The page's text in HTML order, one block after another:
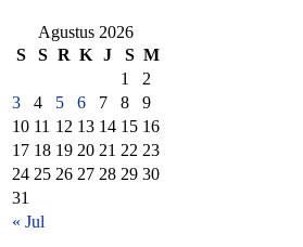
Agustus 2026
S
S R K J S M
« Jul
1
2
3
4 5 6 7 8
9
10 11 12 13 14 15 16
17 18 19 20 21 22 23
24 25 26 27 28 29 30
31